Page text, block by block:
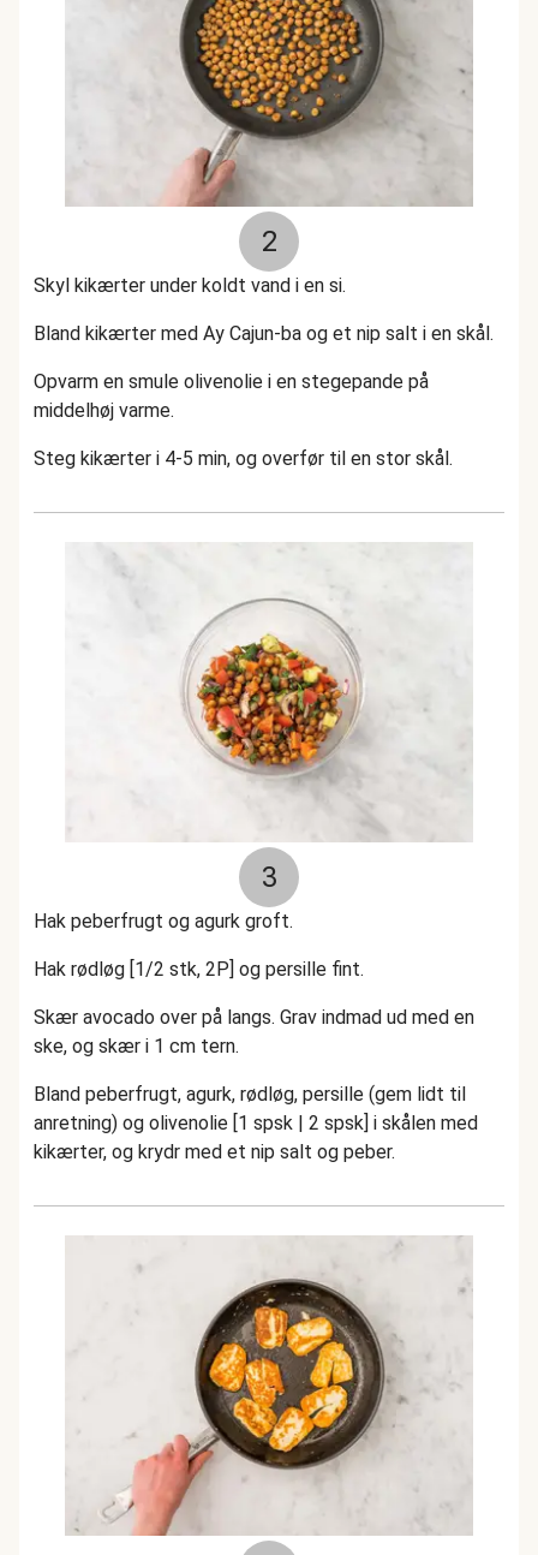
2
Skyl kikærter under koldt vand i en si.
Bland kikærter med Ay Cajun-ba og et nip salt i en skål.
Opvarm en smule olivenolie i en stegepande på
middelhøj varme.
Steg kikærter i 4-5 min, og overfør til en stor skål.
3
Hak peberfrugt og agurk groft.
Hak rødløg [1/2 stk, 2P] og persille fint.
Skær avocado over på langs. Grav indmad ud med en
ske, og skær i 1 cm tern.
Bland peberfrugt, agurk, rødløg, persille (gem lidt til
anretning) og olivenolie [1 spsk | 2 spsk] i skålen med
kikærter, og krydr med et nip salt og peber.